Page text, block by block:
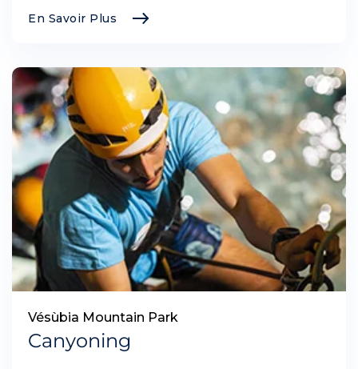
En Savoir Plus
Vésùbia Mountain Park
Canyoning